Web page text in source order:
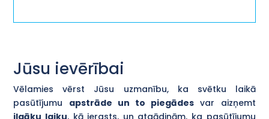
Jūsu ievērībai
Vēlamies vērst Jūsu uzmanību, ka svētku laikā
pasūtījumu apstrāde un to piegādes var aizņemt
ilgāku laiku, kā ierasts, un atgādinām, ka pasūtījumu